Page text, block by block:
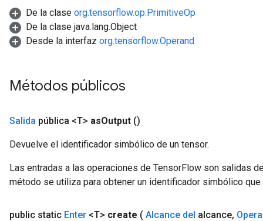
De la clase org.tensorflow.op.PrimitiveOp
De la clase java.lang.Object
Desde la interfaz org.tensorflow.Operand
Métodos públicos
Salida pública <T> asOutput ()
Devuelve el identificador simbólico de un tensor.
Las entradas a las operaciones de TensorFlow son salidas
método se utiliza para obtener un identificador simbólico
public static Enter <T> create ( Alcance del alcance,